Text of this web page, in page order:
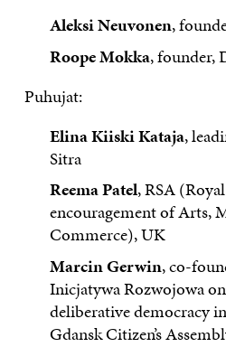
Aleksi Neuvonen,
Roope Mokka, founder,
Puhujat:
Elina Kiiski Kataja,
Sitra
Reema Patel, RSA
encouragement of Arts,
Commerce), UK
Marcin Gerwin, co-
Inicjatywa Rozwojowa
deliberative democracy
Gdansk Citizen’s